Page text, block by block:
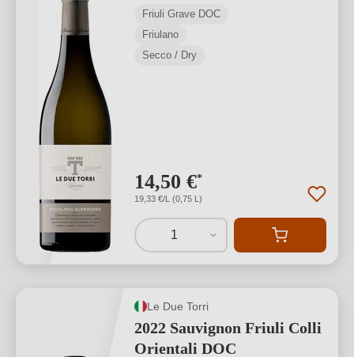
Friuli Grave DOC
Friulano
Secco / Dry
14,50 €*
19,33 €/L (0,75 L)
1
Le Due Torri
2022 Sauvignon Friuli Colli
Orientali DOC